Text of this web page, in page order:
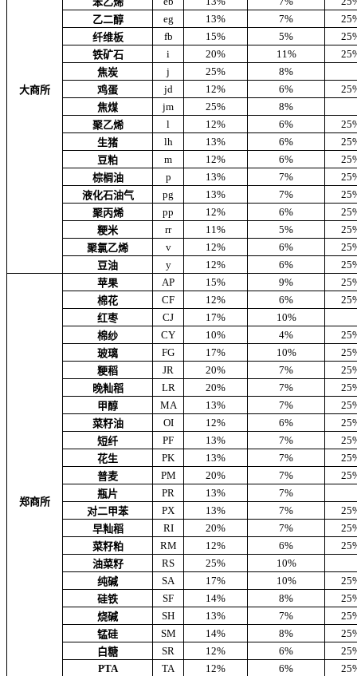
大商所
乙二醇
eg 13% 7%
纤维板
fb 15% 5%
铁矿石
i 20% 11%
焦炭
j 25%
8%
鸡蛋
jd 12% 6%
焦煤
jm 25%
8%
聚乙烯
l 12% 6%
生猪
lh 13% 6%
豆粕
m 12% 6%
棕榈油
p 13% 7%
液化石油气
pg 13% 7%
聚丙烯
pp 12% 6%
粳米
rr 11% 5%
聚氯乙烯
v 12% 6%
豆油
y 12% 6%
郑商所
苹果 AP 15% 9%
棉花
CF 12% 6%
红枣
CJ 17%
10%
棉纱
CY 10% 4%
玻璃
FG 17% 10%
粳稻
JR 20% 7%
晚籼稻
LR 20% 7%
甲醇
MA 13% 7%
菜籽油
OI 12% 6%
短纤
PF 13% 7%
花生
PK 13% 7%
普麦
PM 20% 7%
瓶片
PR 13%
7%
对二甲苯
PX 13% 7%
早籼稻
RI 20% 7%
菜籽粕
RM 12% 6%
油菜籽
RS 25%
10%
纯碱
SA 17% 10%
硅铁
SF 14% 8%
烧碱
SH 13% 7%
锰硅
SM 14% 8%
白糖
SR 12% 6%
PTA
TA 12% 6%